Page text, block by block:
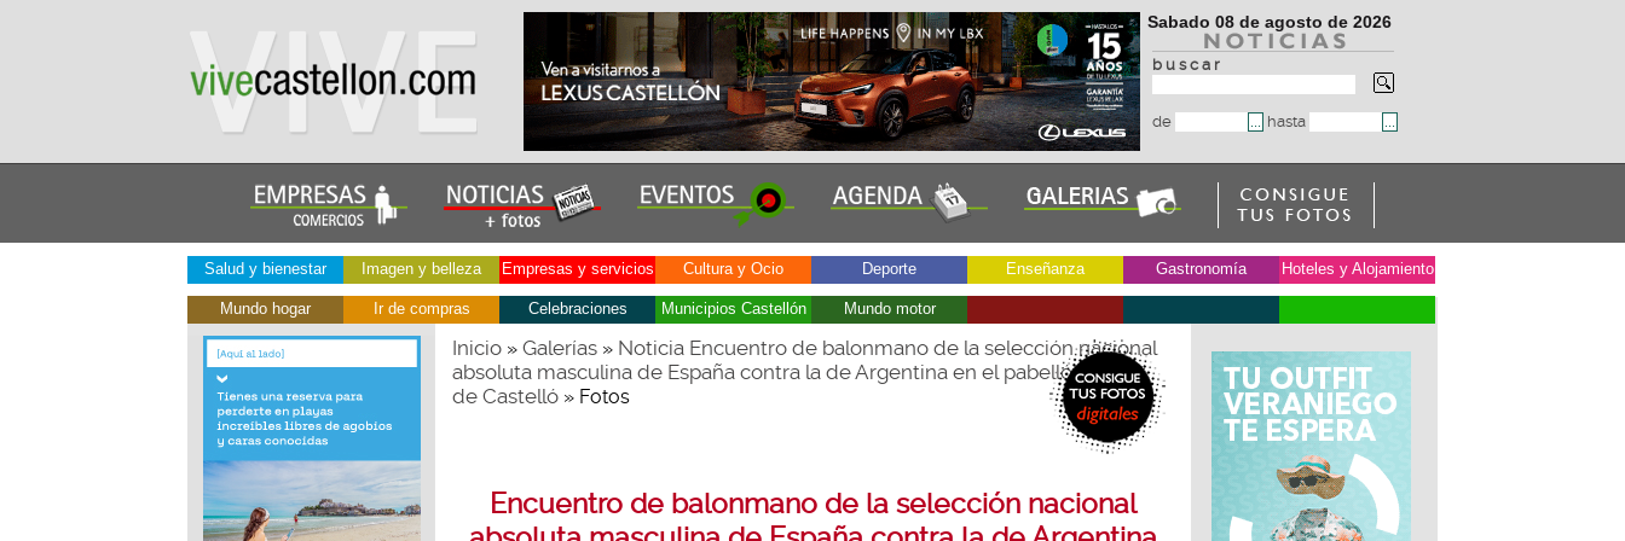
Sabado 08 de agosto de 2026
b u s c a r
de hasta
Salud y bienestar Imagen y belleza Empresas y servicios Cultura y Ocio Deporte Enseñanza Gastronomía Hoteles y Alojamiento
Mundo hogar Ir de compras Celebraciones Municipios Castellón Mundo motor
Inicio» Galerías» Noticia Encuentro de balonmano de la selección nacional
absoluta masculina de España contra la de Argentina en el pabellón Ciutat
de Castelló» Fotos
Encuentro de balonmano de la selección nacional